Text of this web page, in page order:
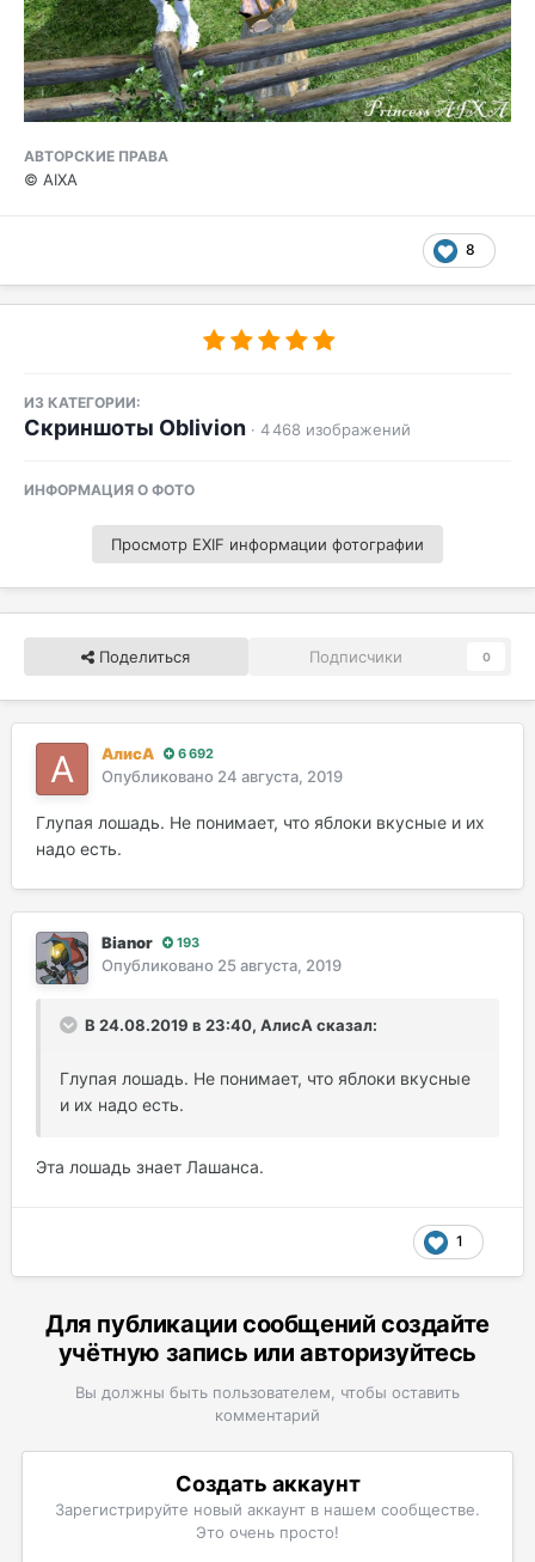
АВТОРСКИЕ ПРАВА
© AIXA
8
ИЗ КАТЕГОРИИ:
Скриншоты Oblivion · 4 468 изображений
ИНФОРМАЦИЯ О ФОТО
Просмотр EXIF информации фотографии
Поделиться Подписчики 0
AлисA 6 692
Опубликовано 24 августа, 2019
Глупая лошадь. Не понимает, что яблоки вкусные и их
надо есть.
Bianor 193
Опубликовано 25 августа, 2019
В 24.08.2019 в 23:40, AлисA сказал:
Глупая лошадь. Не понимает, что яблоки вкусные
и их надо есть.
Эта лошадь знает Лашанса.
1
Для публикации сообщений создайте
учётную запись или авторизуйтесь
Вы должны быть пользователем, чтобы оставить
комментарий
Создать аккаунт
Зарегистрируйте новый аккаунт в нашем сообществе.
Это очень просто!